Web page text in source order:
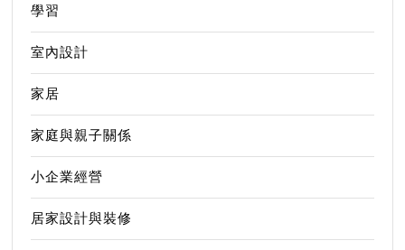
學習
室內設計
家居
家庭與親子關係
小企業經營
居家設計與裝修